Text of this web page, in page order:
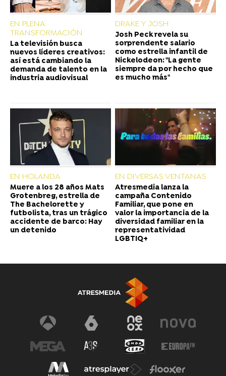
EN PLENA
TRANSFORMACIÓN
La televisión busca
nuevos líderes creativos:
así está cambiando la
demanda de talento en la
industria audiovisual
DRAKE Y JOSH
Josh Peck revela su
sorprendente salario
como estrella infantil de
Nickelodeon: "La gente
siempre da por hecho que
es mucho más"
EN HOLANDA
Muere a los 28 años Mats
Grotenbreg, estrella de
The Bachelorette y
futbolista, tras un trágico
accidente de barco: Hay
un detenido
EN DIVERSAS VENTANAS
Atresmedia lanza la
campaña Contenido
Familiar, que pone en
valor la importancia de la
diversidad familiar en la
representatividad
LGBTIQ+